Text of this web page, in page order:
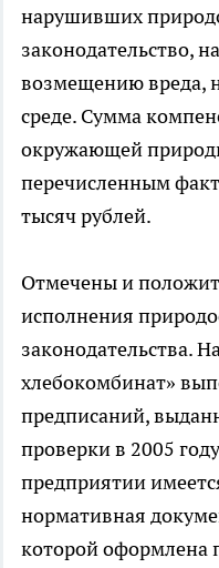
нарушивших
законодательство,
возмещению вреда,
среде. Сумма
окружающей
перечисленным
тысяч рублей.
Отмечены и
исполнения
законодательства.
хлебокомбинат»
предписаний,
проверки в 2005
предприятии
нормативная
которой оформлена